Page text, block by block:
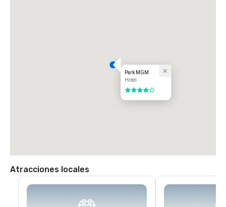
Park MGM
Hotel
4 de 5
Atracciones locales